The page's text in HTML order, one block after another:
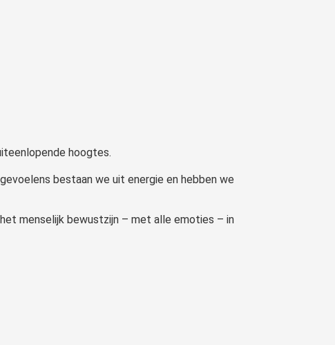
hoogtes.
bestaan we uit energie en hebben we
menselijk bewustzijn – met alle emoties – in